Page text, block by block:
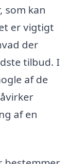
som kan
er vigtigt
der
tilbud. I
af de
af en